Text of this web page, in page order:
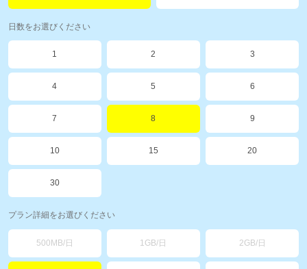
日数をお選びください
1 2 3
4 5 6
7 8 9
10 15 20
30
プラン詳細をお選びください
500MB/日 1GB/日 2GB/日